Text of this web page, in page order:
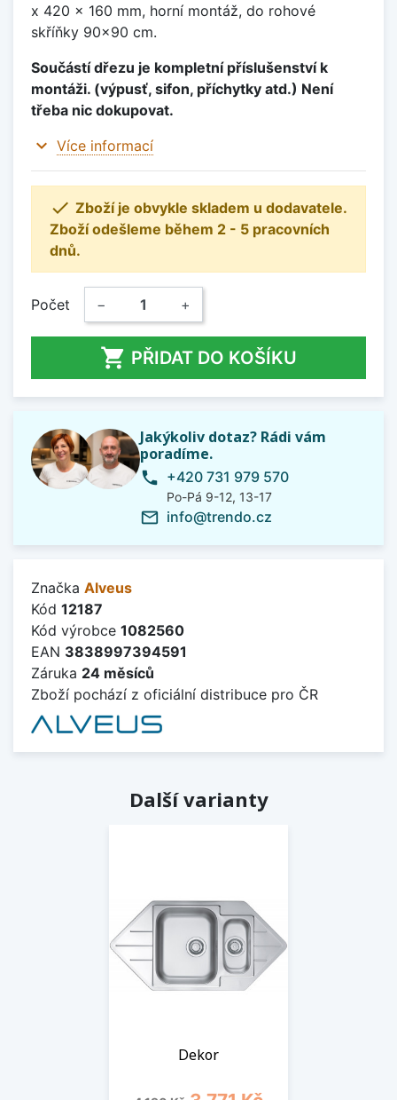
x 420 x 160 mm, horní montáž, do rohové
skříňky 90x90 cm.
Součástí dřezu je kompletní příslušenství k
montáži. (výpusť, sifon, příchytky atd.) Není
třeba nic dokupovat.
expand_more Více informací
 Zboží je obvykle skladem u dodavatele.
Zboží odešleme během 2 - 5 pracovních
dnů.
Počet − +
 PŘIDAT DO KOŠÍKU
Jakýkoliv dotaz? Rádi vám
poradíme.
phone +420 731 979 570
Po-Pá 9-12, 13-17
mail_outline info@trendo.cz
Značka Alveus
Kód 12187
Kód výrobce 1082560
EAN 3838997394591
Záruka 24 měsíců
Zboží pochází z oficiální distribuce pro ČR
Další varianty
Dekor